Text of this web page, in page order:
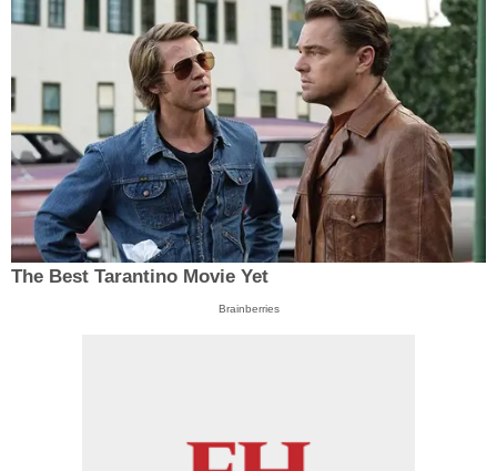
The Best Tarantino Movie Yet
Brainberries